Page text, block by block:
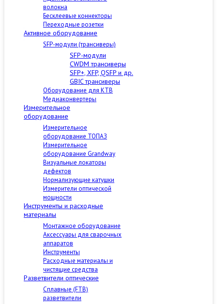
волокна
Бесклеевые коннекторы
Переходные розетки
Активное оборудование
SFP-модули (трансиверы)
SFP-модули
CWDM трансиверы
SFP+, XFP, QSFP и др.
GBIC трансиверы
Оборудование для КТВ
Медиаконвертеры
Измерительное
оборудование
Измерительное
оборудование ТОПАЗ
Измерительное
оборудование Grandway
Визуальные локаторы
дефектов
Нормализующие катушки
Измерители оптической
мощности
Инструменты и расходные
материалы
Монтажное оборудование
Аксессуары для сварочных
аппаратов
Инструменты
Расходные материалы и
чистящие средства
Разветвители оптические
Сплавные (FTB)
разветвители